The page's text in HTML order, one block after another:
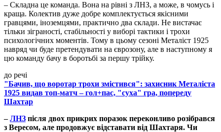
– Складна це команда. Вона на рівні з ЛНЗ, а може, в чомусь і
краща. Колектив дуже добре комплектується якісними
гравцями, іноземцями, практично два склади. Не вистачає
тільки зіграності, стабільності у виборі тактики і трохи
психологічних моментів. Тому в цьому сезоні Металіст 1925
навряд чи буде претендувати на єврозону, але в наступному я
цю команду бачу в боротьбі за першу трійку.
до речі
"Бачив, що воротар трохи змістився": захисник Металіста
1925 видав топ-матч – гол+пас, "суха" гра, попереду
Шахтар
–ЛНЗ після двох прикрих поразок переконливо розібрався
з Вересом, але продовжує відставати від Шахтаря. Чи